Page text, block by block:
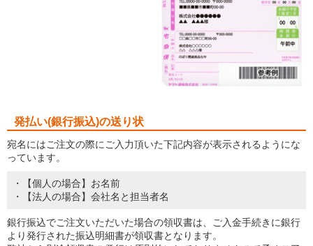
発払い(銀行振込)の送り状
宛名にはご注文の際にご入力頂いた下記内容が表示されるようにな
っています。
・【個人の場合】お名前
・【法人の場合】会社名と担当者名
銀行振込でご注文いただいた場合の領収書は、ご入金手続きに銀行
より発行された振込明細書が領収書となります。